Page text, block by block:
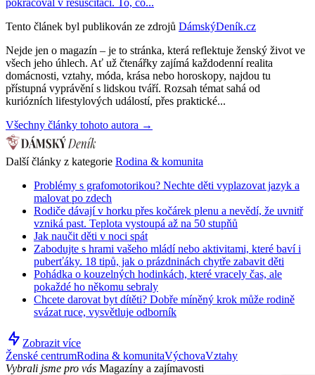
Tento článek byl publikován ze zdrojů DámskýDeník.cz
Nejde jen o magazín – je to stránka, která reflektuje ženský život ve
všech jeho úhlech. Ať už čtenářky zajímá každodenní realita
domácnosti, vztahy, móda, krása nebo horoskopy, najdou tu
přístupná vyprávění s lidskou tváří. Rozsah témat sahá od
kuriózních lifestylových událostí, přes praktické...
Všechny články tohoto autora →
Další články z kategorie Rodina & komunita
Problémy s grafomotorikou? Nechte děti vyplazovat jazyk a
malovat po zdech
Rodiče dávají v horku přes kočárek plenu a nevědí, že uvnitř
vzniká past. Teplota vystoupá až na 50 stupňů
Jak naučit děti v noci spát
Zabodujte s hrami vašeho mládí nebo aktivitami, které baví i
puberťáky. 18 tipů, jak o prázdninách chytře zabavit děti
Pohádka o kouzelných hodinkách, které vracely čas, ale
pokaždé ho někomu sebraly
Chcete darovat byt dítěti? Dobře míněný krok může rodině
svázat ruce, vysvětluje odborník
Zobrazit více
Ženské centrumRodina & komunitaVýchovaVztahy
Vybrali jsme pro vás Magazíny a zajímavosti